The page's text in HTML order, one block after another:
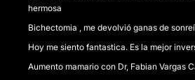
hermosa
Bichectomia , me devolvió ganas de
Hoy me siento fantastica. Es la mejor
Aumento mamario con Dr, Fabian Vargas